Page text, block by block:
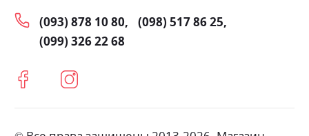
(093) 878 10 80
(098) 517 86 25
(099) 326 22 68